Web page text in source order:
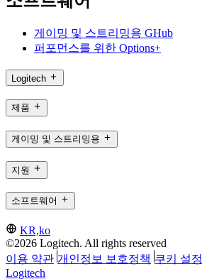
게이밍 및 스트리밍용 GHub
퍼포먼스를 위한 Options+
Logitech
제품
게이밍 및 스트리밍용
지원
소프트웨어
KR,ko
©2026 Logitech. All rights reserved
이용 약관 개인정보 보호정책 쿠키 설정
Logitech